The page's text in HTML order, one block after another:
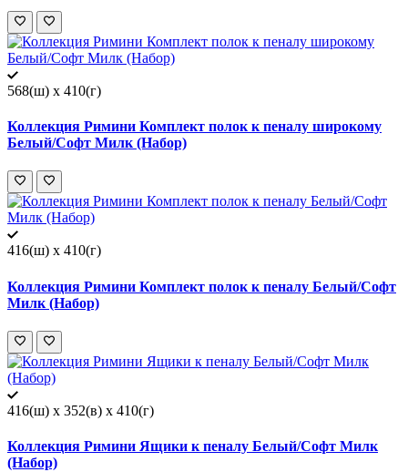
568(ш) x 410(г)
Коллекция Римини Комплект полок к пеналу широкому
Белый/Софт Милк (Набор)
416(ш) x 410(г)
Коллекция Римини Комплект полок к пеналу Белый/Софт
Милк (Набор)
416(ш) x 352(в) x 410(г)
Коллекция Римини Ящики к пеналу Белый/Софт Милк
(Набор)